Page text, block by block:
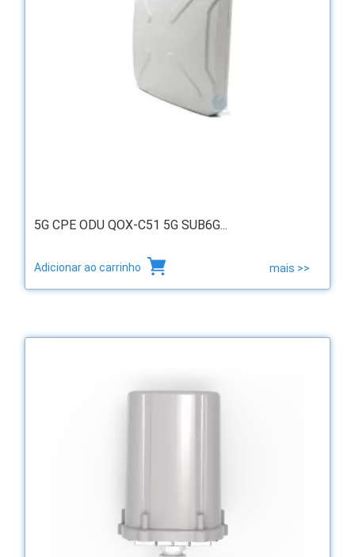
5G CPE ODU QOX-C51 5G SUB6G...
Adicionar ao carrinho mais >>